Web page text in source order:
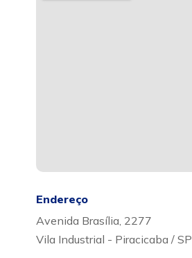
Endereço
Avenida Brasília, 2277
Vila Industrial - Piracicaba / SP